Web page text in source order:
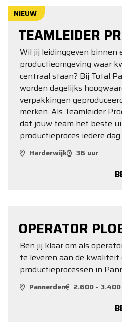
NIEUW
TEAMLEIDER
Wil jij leidinggeven binnen
productieomgeving waar
centraal staan? Bij Total
worden dagelijks
verpakkingen
merken. Als Teamleider
dat jouw team het beste
productieproces iedere
Harderwijk 36 uur
OPERATOR
Ben jij klaar om als
te leveren aan de kwaliteit
productieprocessen in
Pannerden 2.600 - 3.400